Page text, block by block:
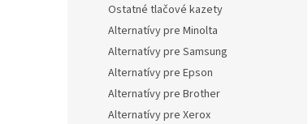
Ostatné tlačové kazety
Alternatívy pre Minolta
Alternatívy pre Samsung
Alternatívy pre Epson
Alternatívy pre Brother
Alternatívy pre Xerox